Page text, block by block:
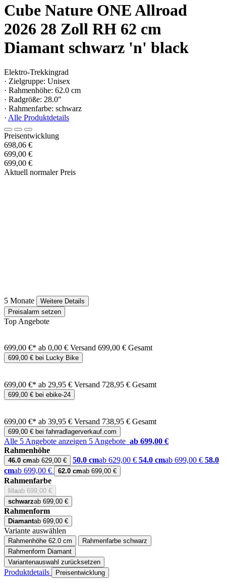
Cube Nature ONE Allroad
2026 28 Zoll RH 62 cm
Diamant schwarz 'n' black
Elektro-Trekkingrad
· Zielgruppe: Unisex
· Rahmenhöhe: 62.0 cm
· Radgröße: 28.0"
· Rahmenfarbe: schwarz
· Alle Produktdetails
Preisentwicklung
698,06 €
699,00 €
699,00 €
Aktuell normaler Preis
5 Monate
Weitere Details
Preisalarm setzen
Top Angebote
699,00 €* ab 0,00 € Versand 699,00 € Gesamt
699,00 € bei Lucky Bike
699,00 €* ab 29,95 € Versand 728,95 € Gesamt
699,00 € bei ebike-24
699,00 €* ab 39,95 € Versand 738,95 € Gesamt
699,00 € bei fahrradlagerverkauf.com
Alle 5 Angebote anzeigen 5 Angebote ab 699,00 €
Rahmenhöhe
46.0 cmab 629,00 € 50.0 cmab 629,00 € 54.0 cmab 699,00 € 58.0
cmab 699,00 € 62.0 cmab 699,00 €
Rahmenfarbe
lilaab 699,00 €
schwarzab 699,00 €
Rahmenform
Diamantab 699,00 €
Variante auswählen
Rahmenhöhe 62.0 cm Rahmenfarbe schwarz
Rahmenform Diamant
Variantenauswahl zurücksetzen
Produktdetails Preisentwicklung